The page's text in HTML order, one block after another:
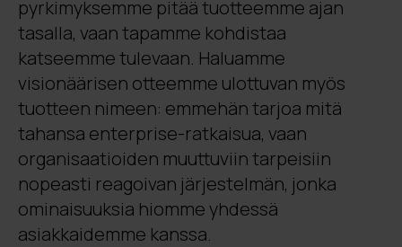
pyrkimyksemme pitää tuotteemme ajan
tasalla, vaan tapamme kohdistaa
katseemme tulevaan. Haluamme
visionäärisen otteemme ulottuvan myös
tuotteen nimeen: emmehän tarjoa mitä
tahansa enterprise-ratkaisua, vaan
organisaatioiden muuttuviin tarpeisiin
nopeasti reagoivan järjestelmän, jonka
ominaisuuksia hiomme yhdessä
asiakkaidemme kanssa.